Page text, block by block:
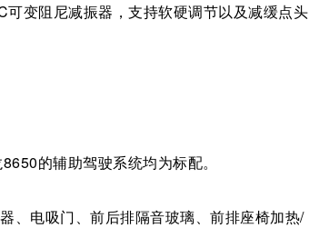
变阻尼减振器，支持软硬调节以及减缓点头
的辅助驾驶系统均为标配。
、电吸门、前后排隔音玻璃、前排座椅加热/